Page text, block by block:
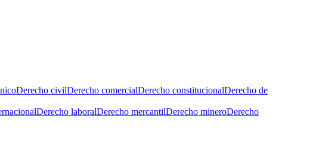
Derecho civilDerecho comercialDerecho constitucionalDerecho de
Derecho laboralDerecho mercantilDerecho mineroDerecho